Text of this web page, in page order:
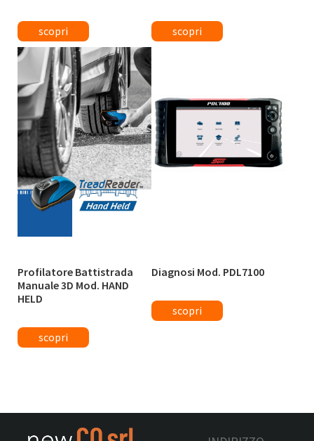
Profilatore Battistrada
Manuale 3D Mod. HAND
HELD
Diagnosi Mod. PDL7100